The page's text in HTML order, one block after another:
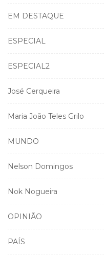
EM DESTAQUE
ESPECIAL
ESPECIAL2
José Cerqueira
Maria João Teles Grilo
MUNDO
Nelson Domingos
Nok Nogueira
OPINIÃO
PAÍS